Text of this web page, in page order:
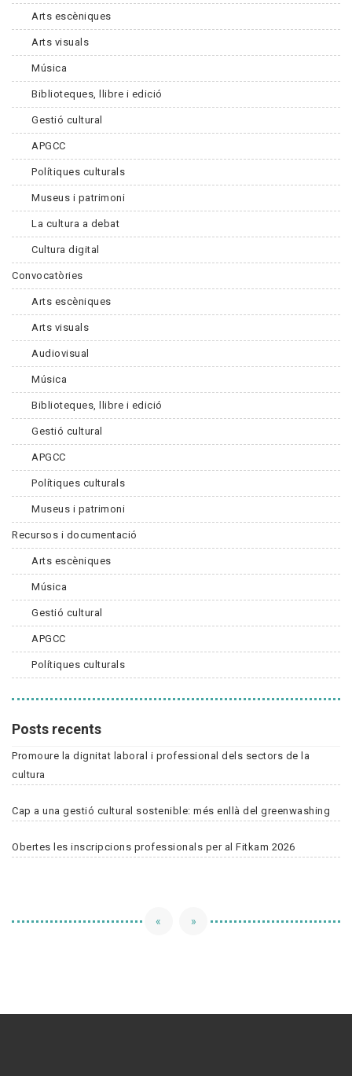
Arts escèniques
Arts visuals
Música
Biblioteques, llibre i edició
Gestió cultural
APGCC
Polítiques culturals
Museus i patrimoni
La cultura a debat
Cultura digital
Convocatòries
Arts escèniques
Arts visuals
Audiovisual
Música
Biblioteques, llibre i edició
Gestió cultural
APGCC
Polítiques culturals
Museus i patrimoni
Recursos i documentació
Arts escèniques
Música
Gestió cultural
APGCC
Polítiques culturals
Posts recents
Promoure la dignitat laboral i professional dels sectors de la
cultura
Cap a una gestió cultural sostenible: més enllà del greenwashing
Obertes les inscripcions professionals per al Fitkam 2026
« »